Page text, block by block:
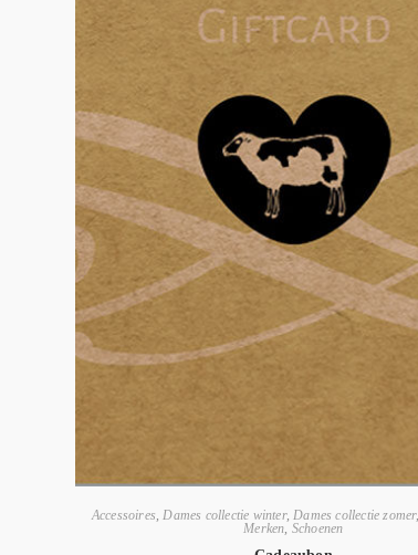
Accessoires Dames collectie winter, Dames collectie zomer,
Merken Schoenen